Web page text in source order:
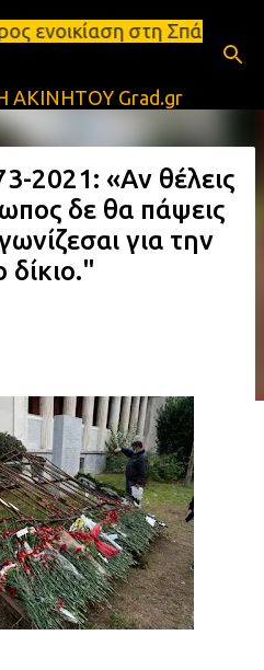
περιεχόμενο
στη Σπάρτη
ΑΚΙΝΗΤΟΥ Grad.gr
2021: «Αν θέλεις
δε θα πάψεις
για την
δίκιο."